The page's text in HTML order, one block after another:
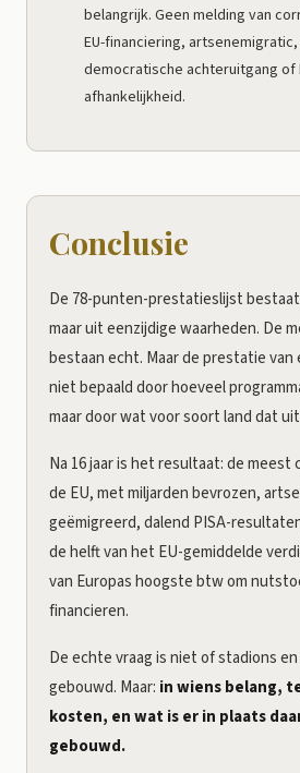
belangrijk. Geen melding van
EU-financiering, artsenemigratic,
democratische achteruitgang of
afhankelijkheid.
Conclusie
De 78-punten-prestatieslijst
maar uit eenzijdige waarheden. De
bestaan echt. Maar de prestatie
niet bepaald door hoeveel
maar door wat voor soort land dat
Na 16 jaar is het resultaat: de
de EU, met miljarden bevrozen,
geëmigreerd, dalend PISA-
de helft van het EU-gemiddelde
van Europas hoogste btw om
financieren.
De echte vraag is niet of stadions
gebouwd. Maar: in wiens belang,
kosten, en wat is er in plaats
gebouwd.